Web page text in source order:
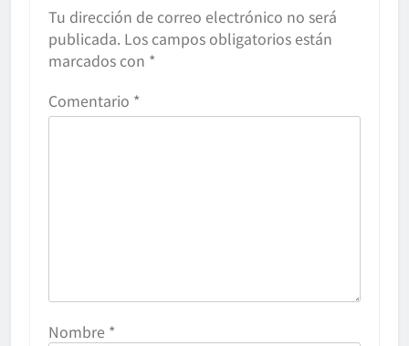
Tu dirección de correo electrónico no será
publicada. Los campos obligatorios están
marcados con *
Comentario *
Nombre *